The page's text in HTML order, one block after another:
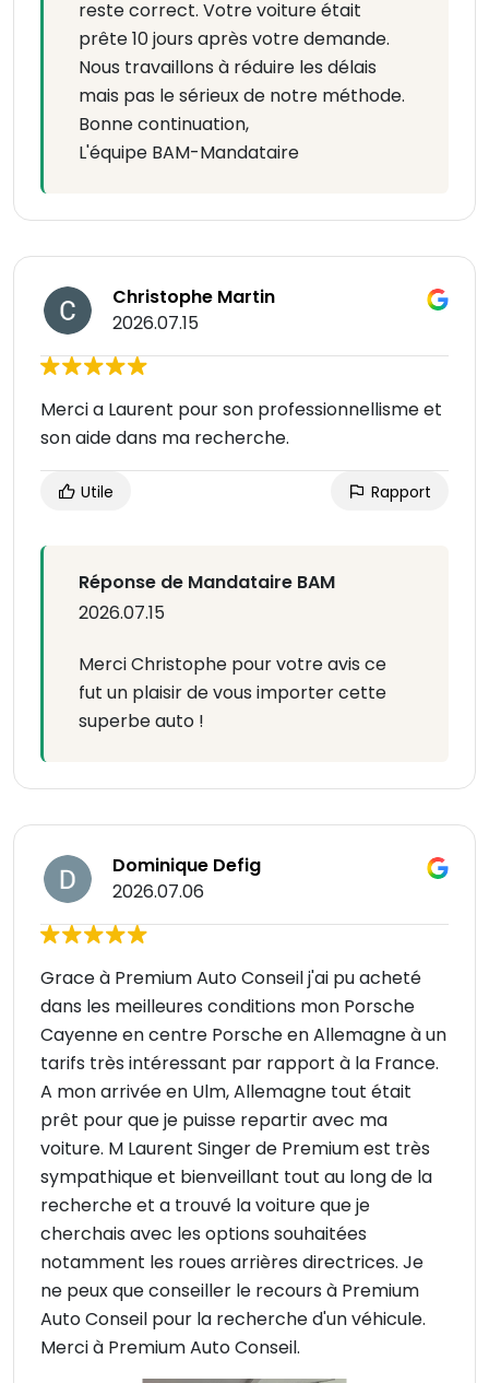
reste correct. Votre voiture était
prête 10 jours après votre demande.
Nous travaillons à réduire les délais
mais pas le sérieux de notre méthode.
Bonne continuation,
L'équipe BAM-Mandataire
Christophe Martin
2026.07.15
Merci a Laurent pour son professionnellisme et
son aide dans ma recherche.
Utile Rapport
Réponse de Mandataire BAM
2026.07.15
Merci Christophe pour votre avis ce
fut un plaisir de vous importer cette
superbe auto !
Dominique Defig
2026.07.06
Grace à Premium Auto Conseil j'ai pu acheté
dans les meilleures conditions mon Porsche
Cayenne en centre Porsche en Allemagne à un
tarifs très intéressant par rapport à la France.
A mon arrivée en Ulm, Allemagne tout était
prêt pour que je puisse repartir avec ma
voiture. M Laurent Singer de Premium est très
sympathique et bienveillant tout au long de la
recherche et a trouvé la voiture que je
cherchais avec les options souhaitées
notamment les roues arrières directrices. Je
ne peux que conseiller le recours à Premium
Auto Conseil pour la recherche d'un véhicule.
Merci à Premium Auto Conseil.